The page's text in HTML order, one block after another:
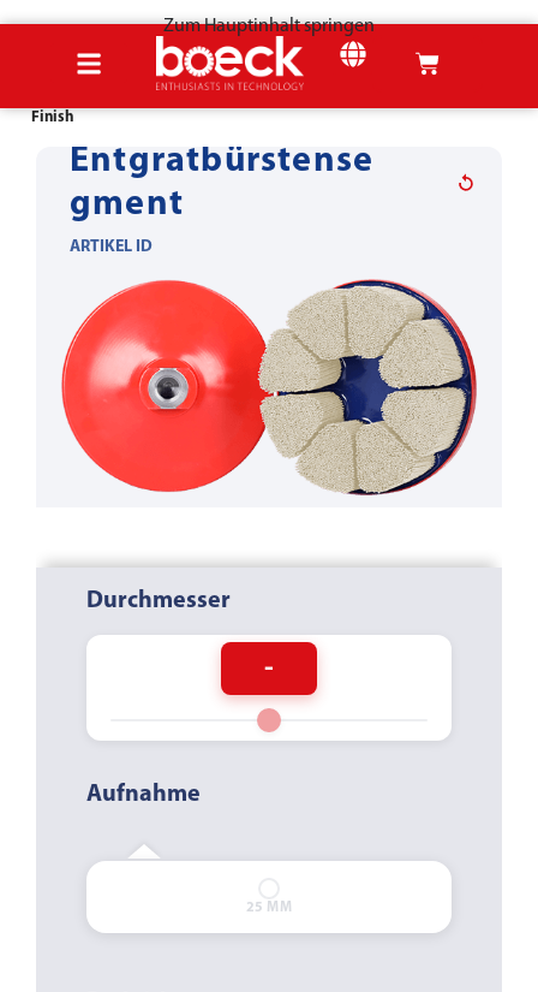
Zum Hauptinhalt springen
Finish
Entgratbürstense
gment
ARTIKEL ID
Durchmesser
-
Aufnahme
25 MM